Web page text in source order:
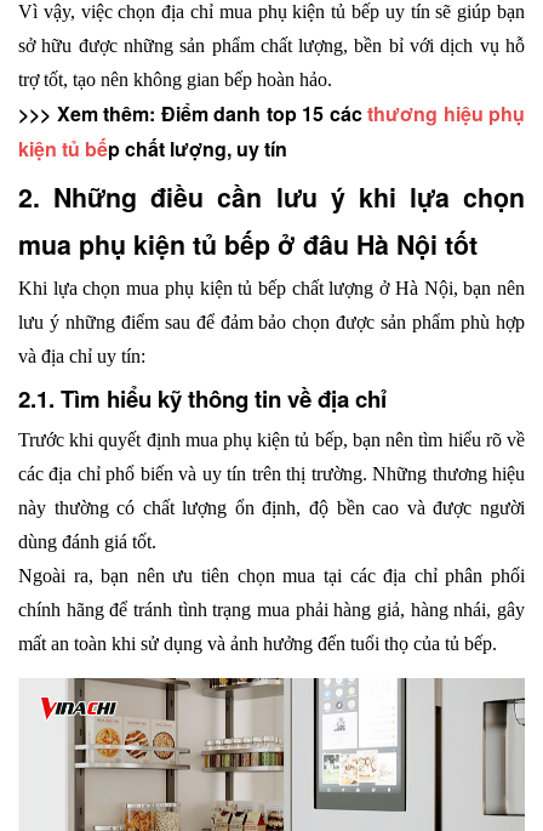
Vì vậy, việc chọn địa chỉ mua phụ kiện tủ bếp uy tín sẽ giúp bạn
sở hữu được những sản phẩm chất lượng, bền bỉ với dịch vụ hỗ
trợ tốt, tạo nên không gian bếp hoàn hảo.
>>> Xem thêm: Điểm danh top 15 các thương hiệu phụ
kiện tủ bếp chất lượng, uy tín
2. Những điều cần lưu ý khi lựa chọn
mua phụ kiện tủ bếp ở đâu Hà Nội tốt
Khi lựa chọn mua phụ kiện tủ bếp chất lượng ở Hà Nội, bạn nên
lưu ý những điểm sau để đảm bảo chọn được sản phẩm phù hợp
và địa chỉ uy tín:
2.1. Tìm hiểu kỹ thông tin về địa chỉ
Trước khi quyết định mua phụ kiện tủ bếp, bạn nên tìm hiểu rõ về
các địa chỉ phổ biến và uy tín trên thị trường. Những thương hiệu
này thường có chất lượng ổn định, độ bền cao và được người
dùng đánh giá tốt.
Ngoài ra, bạn nên ưu tiên chọn mua tại các địa chỉ phân phối
chính hãng để tránh tình trạng mua phải hàng giả, hàng nhái, gây
mất an toàn khi sử dụng và ảnh hưởng đến tuổi thọ của tủ bếp.